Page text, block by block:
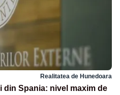
Realitatea de Hunedoara
din Spania: nivel maxim de